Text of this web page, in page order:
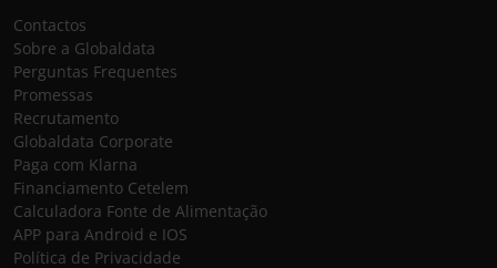
Contactos
Sobre a Globaldata
Perguntas Frequentes
Promessas
Recrutamento
Globaldata Corporate
Paga com Klarna
Financiamento Cetelem
Calculadora Fonte de Alimentação
APP para Android e IOS
Política de Privacidade